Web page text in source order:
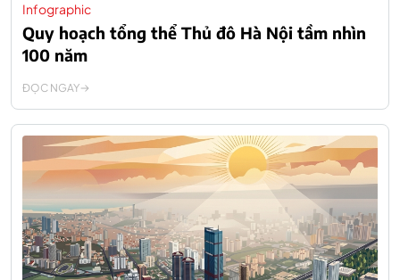
Infographic
Quy hoạch tổng thể Thủ đô Hà Nội tầm nhìn
100 năm
ĐỌC NGAY